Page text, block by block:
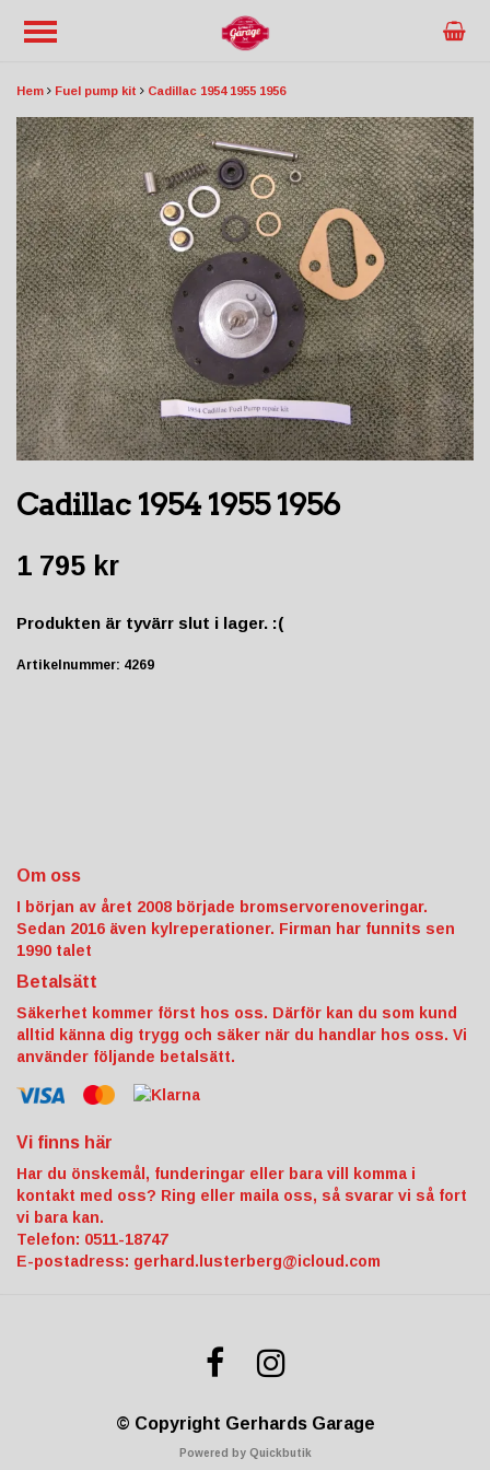
Hem Fuel pump kit Cadillac 1954 1955 1956
Cadillac 1954 1955 1956
1 795 kr
Produkten är tyvärr slut i lager. :(
Artikelnummer: 4269
Om oss
I början av året 2008 började bromservorenoveringar.
Sedan 2016 även kylreperationer. Firman har funnits sen
1990 talet
Betalsätt
Säkerhet kommer först hos oss. Därför kan du som kund
alltid känna dig trygg och säker när du handlar hos oss. Vi
använder följande betalsätt.
Vi finns här
Har du önskemål, funderingar eller bara vill komma i
kontakt med oss? Ring eller maila oss, så svarar vi så fort
vi bara kan.
Telefon: 0511-18747
E-postadress: gerhard.lusterberg@icloud.com
© Copyright Gerhards Garage
Powered by Quickbutik